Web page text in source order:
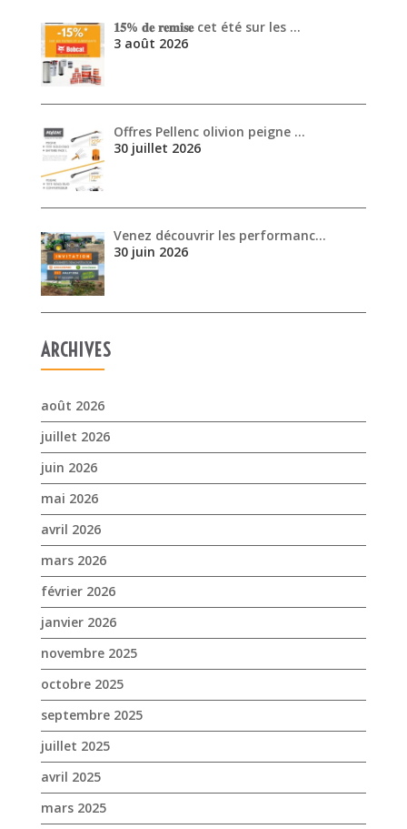
𝟏𝟓% 𝐝𝐞 𝐫𝐞𝐦𝐢𝐬𝐞 cet été sur les …
3 août 2026
Offres Pellenc olivion peigne …
30 juillet 2026
Venez découvrir les performanc…
30 juin 2026
ARCHIVES
août 2026
juillet 2026
juin 2026
mai 2026
avril 2026
mars 2026
février 2026
janvier 2026
novembre 2025
octobre 2025
septembre 2025
juillet 2025
avril 2025
mars 2025